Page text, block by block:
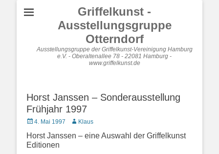
Griffelkunst -
Ausstellungsgruppe
Otterndorf
Ausstellungsgruppe der Griffelkunst-Vereinigung Hamburg
e.V. - Oberaltenallee 78 - 22081 Hamburg -
www.griffelkunst.de
Horst Janssen – Sonderausstellung
Frühjahr 1997
Posted
4. Mai 1997 AutorKlaus
Horst Janssen – eine Auswahl der Griffelkunst
Editionen